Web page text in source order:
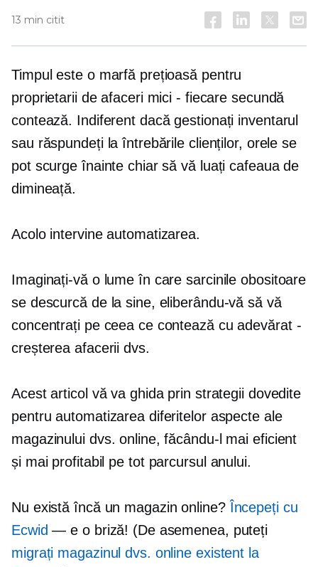
13 min citit
Timpul este o marfă prețioasă pentru
proprietarii de afaceri mici - fiecare secundă
contează. Indiferent dacă gestionați inventarul
sau răspundeți la întrebările clienților, orele se
pot scurge înainte chiar să vă luați cafeaua de
dimineață.
Acolo intervine automatizarea.
Imaginați-vă o lume în care sarcinile obositoare
se descurcă de la sine, eliberându-vă să vă
concentrați pe ceea ce contează cu adevărat -
creșterea afacerii dvs.
Acest articol vă va ghida prin strategii dovedite
pentru automatizarea diferitelor aspecte ale
magazinului dvs. online, făcându-l mai eficient
și mai profitabil pe tot parcursul anului.
Nu există încă un magazin online? Începeți cu
Ecwid — e o briză! (De asemenea, puteți
migrați magazinul dvs. online existent la